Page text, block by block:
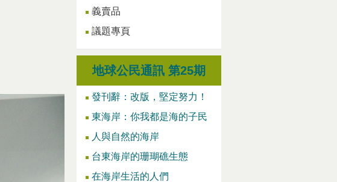
義賣品
議題專頁
地球公民通訊 第25期
發刊辭：改版，堅定努力！
東海岸：你我都是海的子民
人與自然的海岸
台東海岸的珊瑚礁生態
在海岸生活的人們